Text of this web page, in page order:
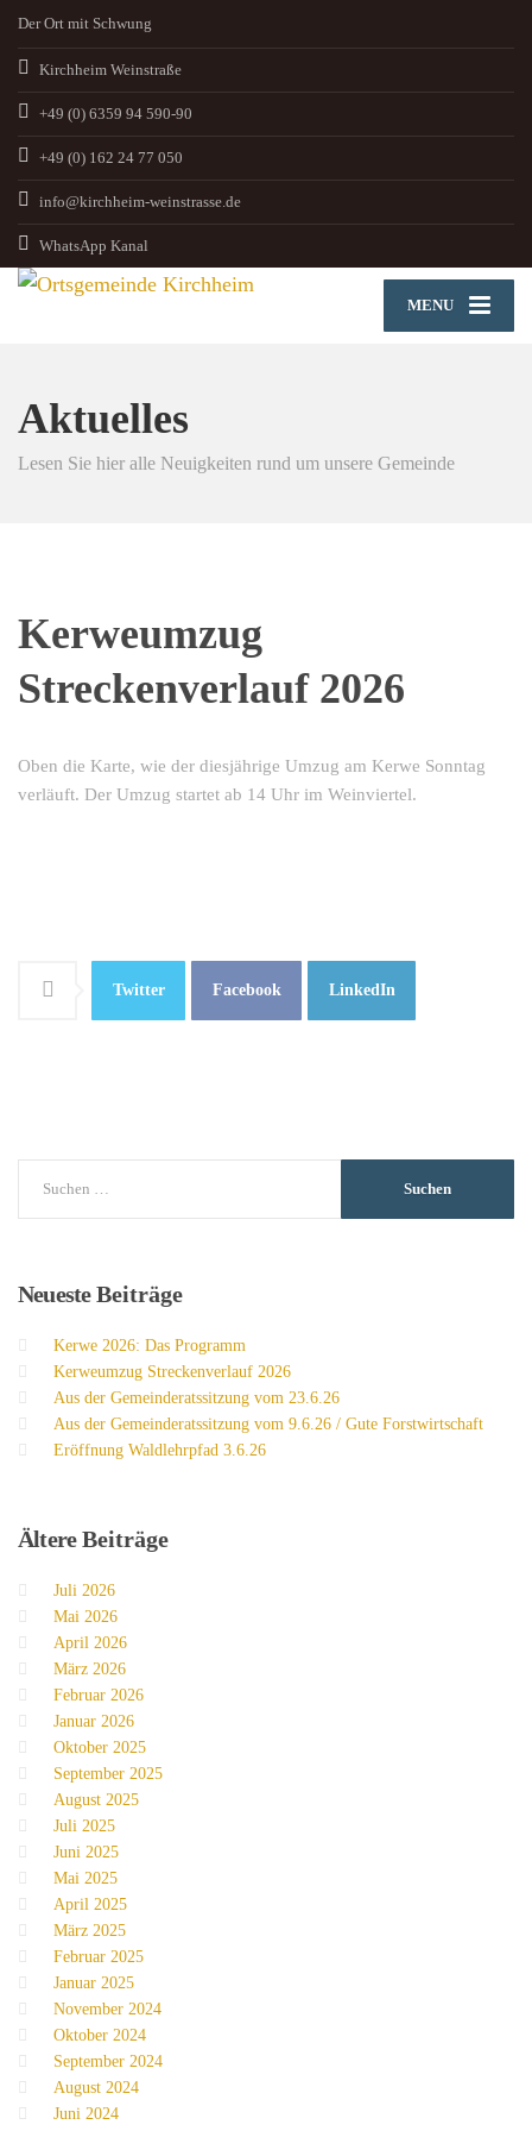
Der Ort mit Schwung
Kirchheim Weinstraße
+49 (0) 6359 94 590-90
+49 (0) 162 24 77 050
info@kirchheim-weinstrasse.de
WhatsApp Kanal
MENU
Aktuelles
Lesen Sie hier alle Neuigkeiten rund um unsere Gemeinde
Kerweumzug
Streckenverlauf 2026
Oben die Karte, wie der diesjährige Umzug am Kerwe Sonntag
verläuft. Der Umzug startet ab 14 Uhr im Weinviertel.
Twitter Facebook LinkedIn
NeuesteBeiträge
Kerwe 2026: Das Programm
Kerweumzug Streckenverlauf 2026
Aus der Gemeinderatssitzung vom 23.6.26
Aus der Gemeinderatssitzung vom 9.6.26 / Gute Forstwirtschaft
Eröffnung Waldlehrpfad 3.6.26
ÄltereBeiträge
Juli 2026
Mai 2026
April 2026
März 2026
Februar 2026
Januar 2026
Oktober 2025
September 2025
August 2025
Juli 2025
Juni 2025
Mai 2025
April 2025
März 2025
Februar 2025
Januar 2025
November 2024
Oktober 2024
September 2024
August 2024
Juni 2024